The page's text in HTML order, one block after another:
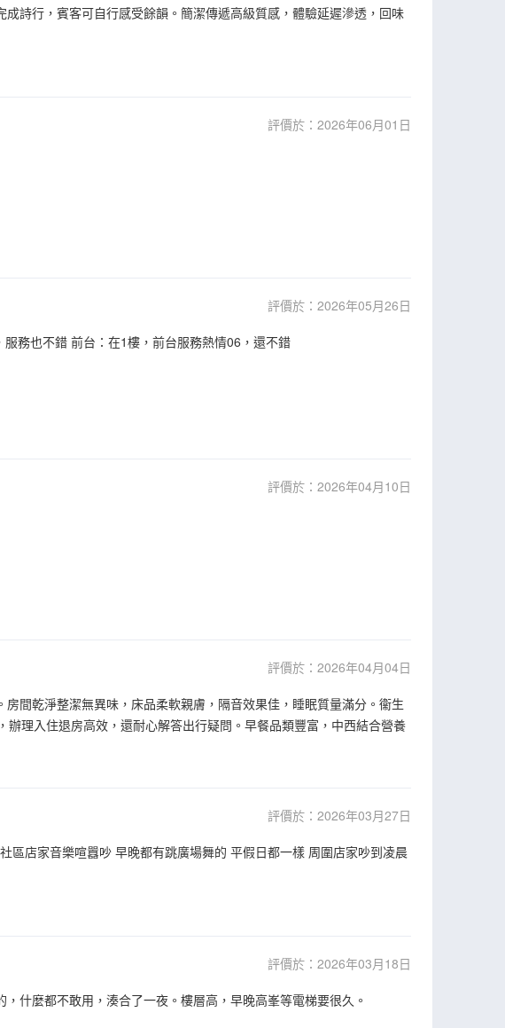
詩行，賓客可自行感受餘韻。簡潔傳遞高級質感，體驗延遲滲透，回味
評價於：2026年06月01日
評價於：2026年05月26日
務也不錯 前台：在1樓，前台服務熱情06，還不錯
評價於：2026年04月10日
評價於：2026年04月04日
間乾淨整潔無異味，床品柔軟親膚，隔音效果佳，睡眠質量滿分。衞生
理入住退房高效，還耐心解答出行疑問。早餐品類豐富，中西結合營養
評價於：2026年03月27日
店家音樂喧囂吵 早晚都有跳廣場舞的 平假日都一樣 周圍店家吵到凌晨
評價於：2026年03月18日
什麼都不敢用，湊合了一夜。樓層高，早晚高峯等電梯要很久。